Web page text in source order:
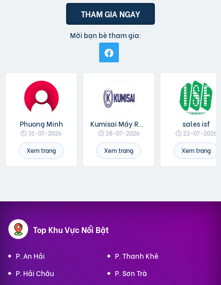
THAM GIA NGAY
Mời bạn bè tham gia:
Phuong Minh
31-07-2026
Xem trang
Kumisai Máy Rửa Xe
28-07-2026
Xem trang
sales isf
22-07-2026
Xem trang
Top Khu Vực Nổi Bật
P. An Hải
P. Thanh Khê
P. Hải Châu
P. Sơn Trà